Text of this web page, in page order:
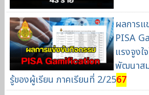
ผลการแ
PISA
แรงจูงใ
พัฒนาสม
รู้ของผู้เรียน ภาคเรียนที่ 2/2567